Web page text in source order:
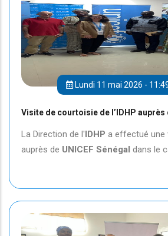
Lundi 11 mai 2026 -
Visite de courtoisie de l’IDHP auprès
La Direction de l'IDHP a effectué une
auprès de UNICEF Sénégal dans le